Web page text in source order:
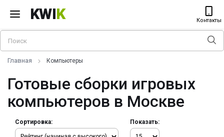
KWIK Контакты
Главная Компьютеры
Готовые сборки игровых
компьютеров в Москве
Сортировка: Показать: